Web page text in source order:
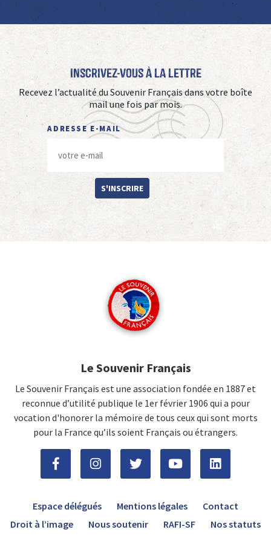
Inscrivez-vous à La Lettre
Recevez l’actualité du Souvenir Français dans votre boîte
mail une fois par mois.
ADRESSE E-MAIL
S'INSCRIRE
Le Souvenir Français
Le Souvenir Français est une association fondée en 1887 et
reconnue d’utilité publique le 1er février 1906 qui a pour
vocation d'honorer la mémoire de tous ceux qui sont morts
pour la France qu’ils soient Français ou étrangers.
Espace délégués Mentions légales
Contact
Droit à l’image
Nous soutenir RAFI-SF Nos statuts